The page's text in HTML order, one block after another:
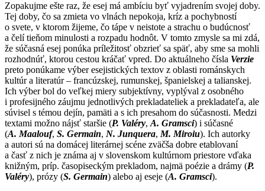
Zopakujme ešte raz, že esej má ambíciu byť vyjadrením svojej doby.
Tej doby, čo sa zmieta vo vlnách nepokoja, kríz a pochybností
o svete, v ktorom žijeme, čo tápe v neistote a strachu o budúcnosť
a čelí tieňom minulosti a rozpadu hodnôt. V tomto zmysle sa mi zdá,
že súčasná esej ponúka príležitosť obzrieť sa späť, aby sme sa mohli
rozhodnúť, ktorou cestou kráčať vpred. Do aktuálneho čísla Verzie
preto ponúkame výber esejistických textov z oblasti románskych
kultúr a literatúr – francúzskej, rumunskej, španielskej a talianskej.
Ich výber bol do veľkej miery subjektívny, vyplýval z osobného
i profesijného záujmu jednotlivých prekladateliek a prekladateľa, ale
súvisel s témou dejín, pamäti a s ich presahom do súčasnosti. Medzi
textami možno nájsť staršie (P. Valéry, A. Gramsci) i súčasné
(A. Maalouf, S. Germain, N. Junquera, M. Miroiu). Ich autorky
a autori sú na domácej literárnej scéne zväčša dobre etablovaní
a časť z nich je známa aj v slovenskom kultúrnom priestore vďaka
knižným, príp. časopiseckým prekladom, najmä poézie a drámy (P.
Valéry), prózy (S. Germain) alebo aj eseje (A. Gramsci).